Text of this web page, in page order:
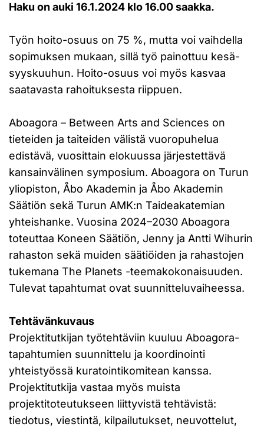
Haku on auki 16.1.2024 klo 16.00 saakka.
Työn hoito-osuus on 75 %, mutta voi vaihdella
sopimuksen mukaan, sillä työ painottuu kesä-
syyskuuhun. Hoito-osuus voi myös kasvaa
saatavasta rahoituksesta riippuen.
Aboagora – Between Arts and Sciences on
tieteiden ja taiteiden välistä vuoropuhelua
edistävä, vuosittain elokuussa järjestettävä
kansainvälinen symposium. Aboagora on Turun
yliopiston, Åbo Akademin ja Åbo Akademin
Säätiön sekä Turun AMK:n Taideakatemian
yhteishanke. Vuosina 2024–2030 Aboagora
toteuttaa Koneen Säätiön, Jenny ja Antti Wihurin
rahaston sekä muiden säätiöiden ja rahastojen
tukemana The Planets -teemakokonaisuuden.
Tulevat tapahtumat ovat suunnitteluvaiheessa.
Tehtävänkuvaus
Projektitutkijan työtehtäviin kuuluu Aboagora-
tapahtumien suunnittelu ja koordinointi
yhteistyössä kuratointikomitean kanssa.
Projektitutkija vastaa myös muista
projektitoteutukseen liittyvistä tehtävistä:
tiedotus, viestintä, kilpailutukset, neuvottelut,